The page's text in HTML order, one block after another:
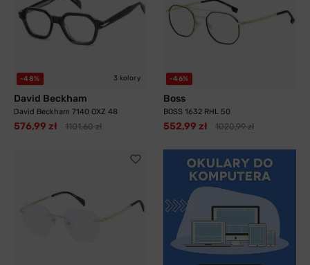
-48% 3 kolory
David Beckham
David Beckham 7140 OXZ 48
576,99 zł 1101,60 zł
-46%
Boss
BOSS 1632 RHL 50
552,99 zł 1020,99 zł